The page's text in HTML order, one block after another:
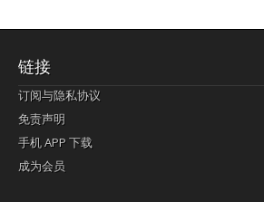
链接
订阅与隐私协议
免责声明
手机 APP 下载
成为会员